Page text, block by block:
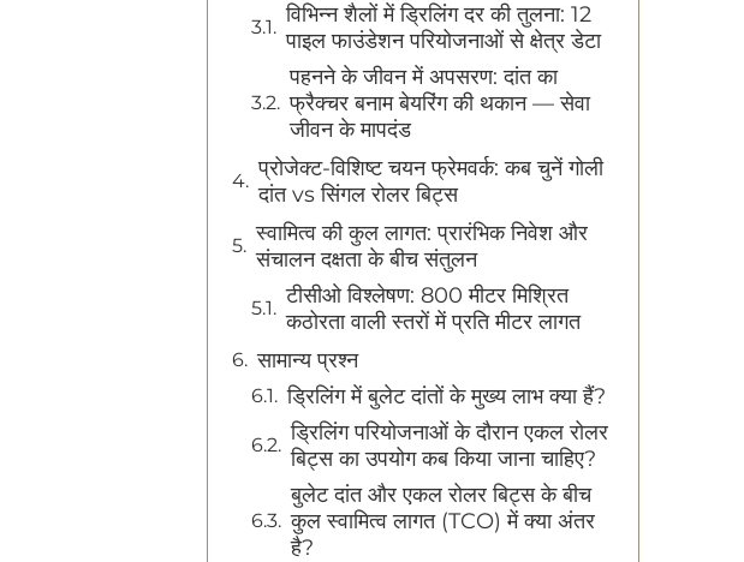
विभिन्न शैलों में ड्रिलिंग दर की तुलना: 12
पाइल फाउंडेशन परियोजनाओं से क्षेत्र डेटा
पहनने के जीवन में अपसरण: दांत का
फ्रैक्चर बनाम बेयरिंग की थकान — सेवा
जीवन के मापदंड
प्रोजेक्ट-विशिष्ट चयन फ्रेमवर्क: कब चुनें गोली
दांत vs सिंगल रोलर बिट्स
स्वामित्व की कुल लागत: प्रारंभिक निवेश और
संचालन दक्षता के बीच संतुलन
टीसीओ विश्लेषण: 800 मीटर मिश्रित
कठोरता वाली स्तरों में प्रति मीटर लागत
सामान्य प्रश्न
ड्रिलिंग में बुलेट दांतों के मुख्य लाभ क्या हैं?
ड्रिलिंग परियोजनाओं के दौरान एकल रोलर
बिट्स का उपयोग कब किया जाना चाहिए?
बुलेट दांत और एकल रोलर बिट्स के बीच
कुल स्वामित्व लागत (TCO) में क्या अंतर
है?